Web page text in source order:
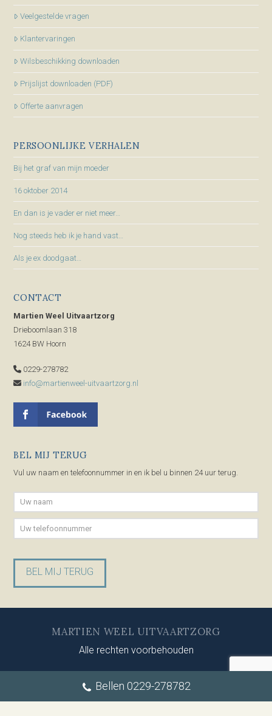
Veelgestelde vragen
Klantervaringen
Wilsbeschikking downloaden
Prijslijst downloaden (PDF)
Offerte aanvragen
PERSOONLIJKE VERHALEN
Bij het graf van mijn moeder
16 oktober 2014
En dan is je vader er niet meer…
Nog steeds heb ik je hand vast…
Als je ex doodgaat…
CONTACT
Martien Weel Uitvaartzorg
Drieboomlaan 318
1624 BW Hoorn
0229-278782
info@martienweel-uitvaartzorg.nl
BEL MIJ TERUG
Vul uw naam en telefoonnummer in en ik bel u binnen 24 uur terug.
MARTIEN WEEL UITVAARTZORG
Alle rechten voorbehouden
Bellen 0229-278782